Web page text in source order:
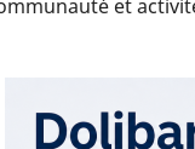
et